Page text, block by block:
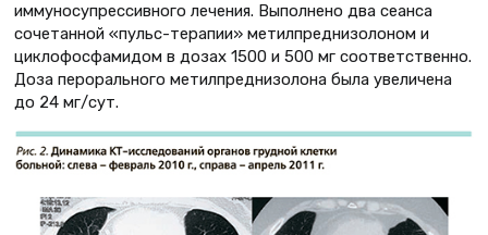
иммуносупрессивного лечения. Выполнено два сеанса
сочетанной «пульс-терапии» метилпреднизолоном и
циклофосфамидом в дозах 1500 и 500 мг соответственно.
Доза перорального метилпреднизолона была увеличена
до 24 мг/сут.